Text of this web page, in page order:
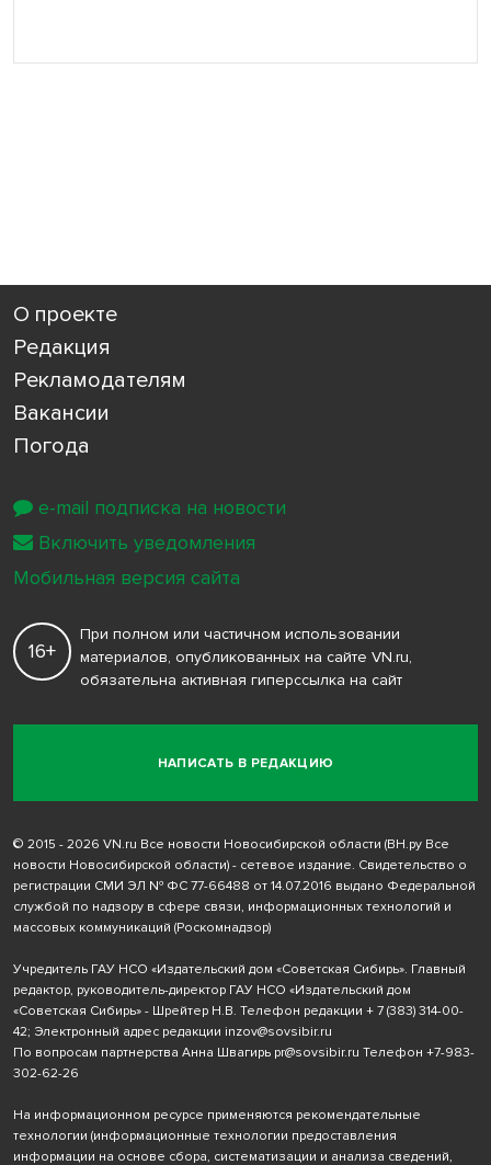
О проекте
Редакция
Рекламодателям
Вакансии
Погода
НАПИСАТЬ В РЕДАКЦИЮ
16+
При полном или частичном использовании
материалов, опубликованных на сайте VN.ru,
обязательна активная гиперссылка на сайт
© 2015 - 2026 VN.ru Все новости Новосибирской области (ВН.ру Все
новости Новосибирской области) - сетевое издание. Свидетельство о
регистрации СМИ ЭЛ № ФС 77-66488 от 14.07.2016 выдано Федеральной
службой по надзору в сфере связи, информационных технологий и
массовых коммуникаций (Роскомнадзор)
Учредитель ГАУ НСО «Издательский дом «Советская Сибирь». Главный
редактор, руководитель-директор ГАУ НСО «Издательский дом
«Советская Сибирь» - Шрейтер Н.В. Телефон редакции + 7 (383) 314-00-
42; Электронный адрес редакции inzov@sovsibir.ru
По вопросам партнерства Анна Швагирь pr@sovsibir.ru Телефон +7-983-
302-62-26
На информационном ресурсе применяются рекомендательные
технологии (информационные технологии предоставления
информации на основе сбора, систематизации и анализа сведений,
e-mail подписка на новости
Включить уведомления
Мобильная версия сайта